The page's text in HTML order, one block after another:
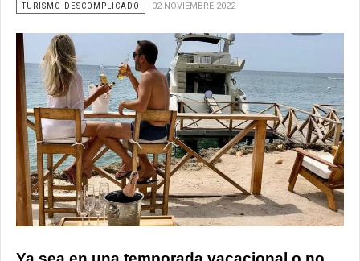
TURISMO DESCOMPLICADO 02 NOVIEMBRE 2022